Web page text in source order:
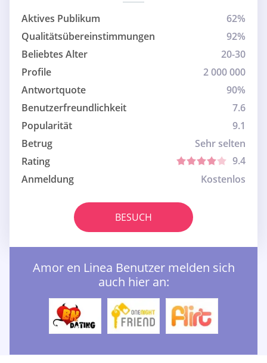
Aktives Publikum
62%
Qualitätsübereinstimmungen
92%
Beliebtes Alter
20-30
Profile
2 000 000
Antwortquote
90%
Benutzerfreundlichkeit
7.6
Popularität
9.1
Betrug
Sehr selten
Rating
9.4
Anmeldung
Kostenlos
BESUCH
Amor en Linea Benutzer melden sich
auch hier an: